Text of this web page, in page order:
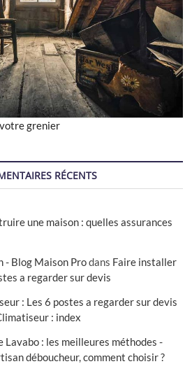
grenier
RÉCENTS
une maison : quelles assurances
- Blog Maison Prodans Faire installer
a regarder sur devis
: Les 6 postes a regarder sur devis
: index
Lavabo : les meilleures méthodes -
déboucheur, comment choisir ?